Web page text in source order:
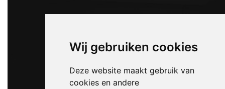
Wij gebruiken cookies
Deze website maakt gebruik van
cookies en andere